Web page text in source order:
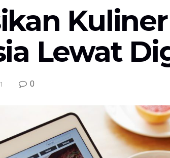
Lewat
0